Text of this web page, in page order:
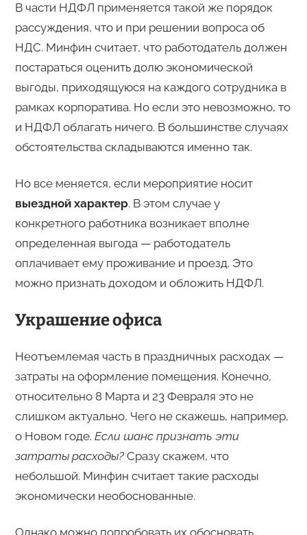
В части НДФЛ применяется такой же порядок
рассуждения, что и при решении вопроса об
НДС. Минфин считает, что работодатель должен
постараться оценить долю экономической
выгоды, приходящуюся на каждого сотрудника в
рамках корпоратива. Но если это невозможно, то
и НДФЛ облагать ничего. В большинстве случаях
обстоятельства складываются именно так.
Но все меняется, если мероприятие носит
выездной характер. В этом случае у
конкретного работника возникает вполне
определенная выгода — работодатель
оплачивает ему проживание и проезд. Это
можно признать доходом и обложить НДФЛ.
Украшение офиса
Неотъемлемая часть в праздничных расходах —
затраты на оформление помещения. Конечно,
относительно 8 Марта и 23 Февраля это не
слишком актуально, Чего не скажешь, например,
о Новом годе. Если шанс признать эти
затраты расходы?Сразу скажем, что
небольшой. Минфин считает такие расходы
экономически необоснованные.